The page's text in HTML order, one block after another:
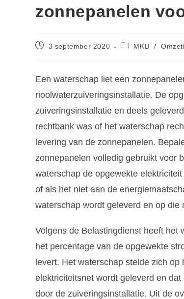
zonnepanelen
3 september 2020 MKB /
Een waterschap liet een
rioolwaterzuiveringsinstallatie. De
zuiveringsinstallatie en deels
rechtbank was of het waterschap
levering van de zonnepanelen.
zonnepanelen volledig gebruikt voor
waterschap de opgewekte
of als het niet aan de
waterschap wordt geleverd en op
Volgens de Belastingdienst heeft het
het percentage van de opgewekte
levert. Het waterschap stelde zich
elektriciteitsnet wordt geleverd en
door de zuiveringsinstallatie. Uit de